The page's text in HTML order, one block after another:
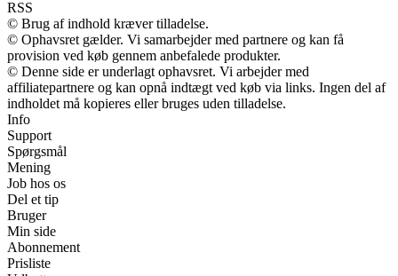
RSS
© Brug af indhold kræver tilladelse.
© Ophavsret gælder. Vi samarbejder med partnere og kan få
provision ved køb gennem anbefalede produkter.
© Denne side er underlagt ophavsret. Vi arbejder med
affiliatepartnere og kan opnå indtægt ved køb via links. Ingen del af
indholdet må kopieres eller bruges uden tilladelse.
Info
Support
Spørgsmål
Mening
Job hos os
Del et tip
Bruger
Min side
Abonnement
Prisliste